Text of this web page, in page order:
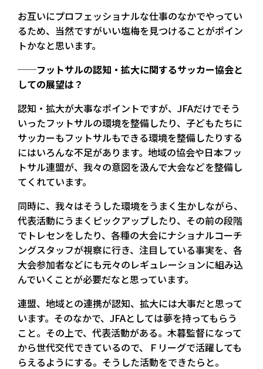
お互いにプロフェッショナルな仕事のなかでやってい
るため、当然ですがいい塩梅を見つけることがポイン
トかなと思います。
──フットサルの認知・拡大に関するサッカー協会と
しての展望は？
認知・拡大が大事なポイントですが、JFAだけでそう
いったフットサルの環境を整備したり、子どもたちに
サッカーもフットサルもできる環境を整備したりする
にはいろんな不足があります。地域の協会や日本フッ
トサル連盟が、我々の意図を汲んで大会などを整備し
てくれています。
同時に、我々はそうした環境をうまく生かしながら、
代表活動にうまくピックアップしたり、その前の段階
でトレセンをしたり、各種の大会にナショナルコーチ
ングスタッフが視察に行き、注目している事実を、各
大会参加者などにも元々のレギュレーションに組み込
んでいくことが必要だなと思っています。
連盟、地域との連携が認知、拡大には大事だと思って
います。そのなかで、JFAとしては夢を持ってもらう
こと。その上で、代表活動がある。木暮監督になって
から世代交代できているので、Ｆリーグで活躍しても
らえるようにする。そうした活動をできたらと。